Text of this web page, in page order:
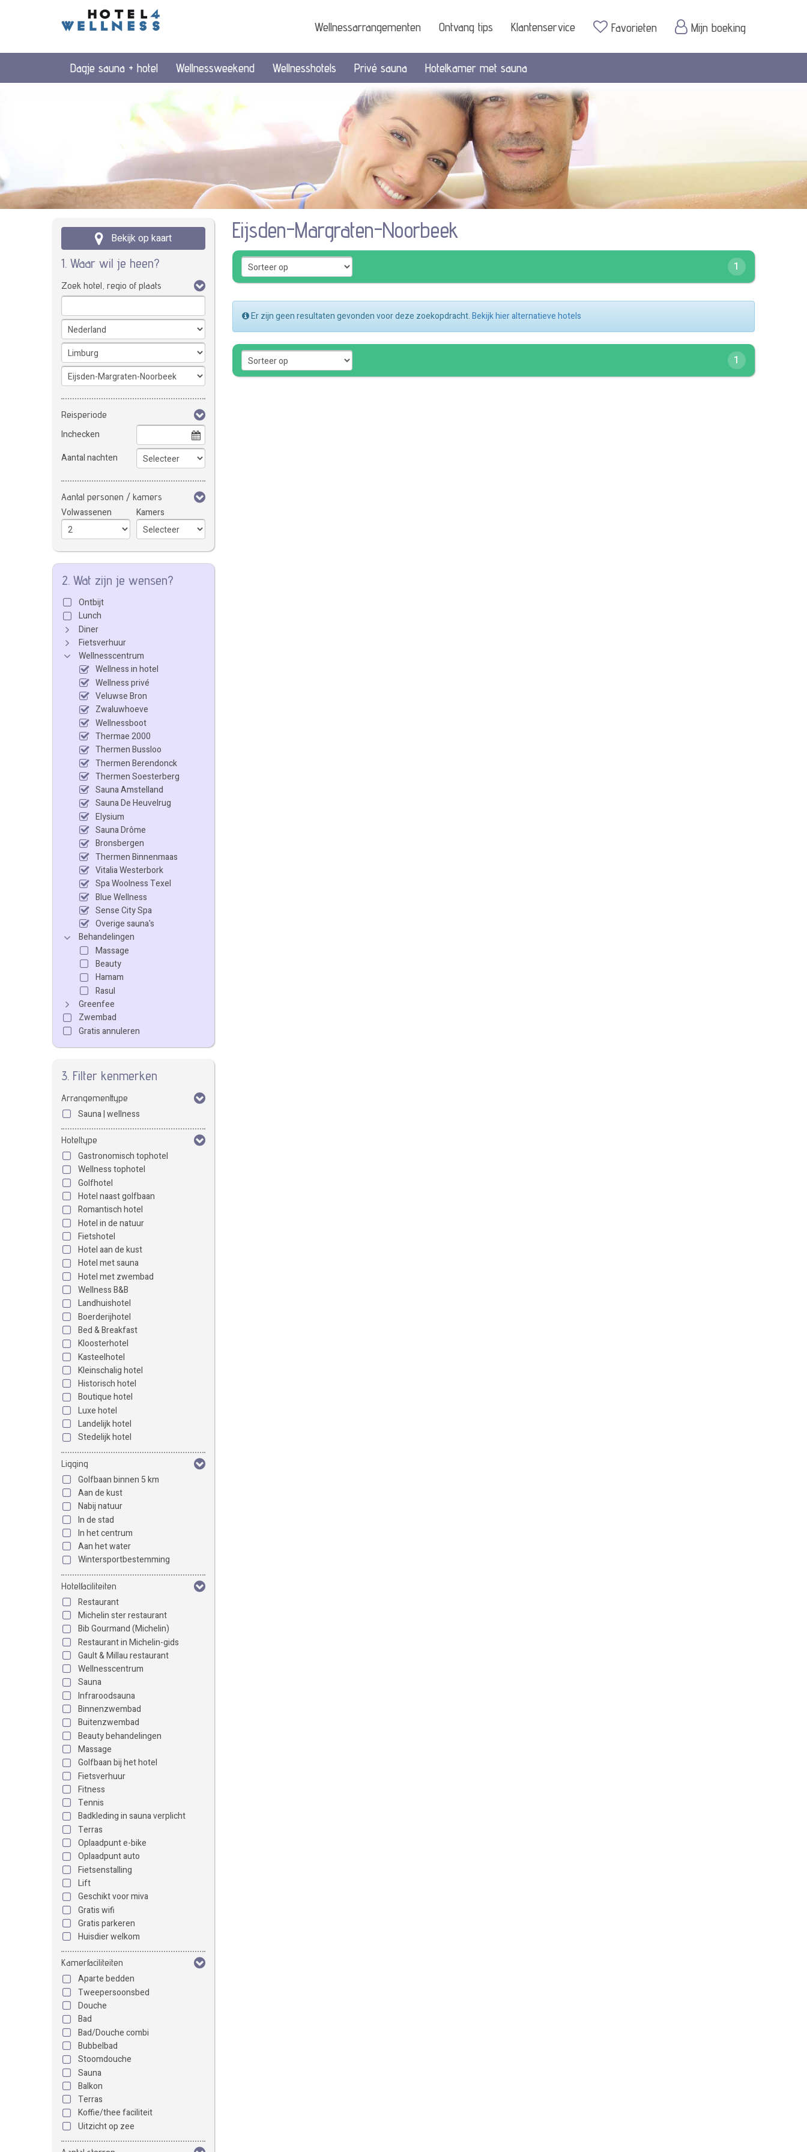
Wellnessarrangementen Ontvang tips Klantenservice Favorieten Mijn boeking
Dagje sauna + hotel Wellnessweekend Wellnesshotels Privé sauna Hotelkamer met sauna
Bekijk op kaart
1. Waar wil je heen?
Zoek hotel, regio of plaats
Reisperiode
Inchecken
Aantal nachten
Aantal personen / kamers
Volwassenen Kamers
2. Wat zijn je wensen?
Ontbijt
Lunch
Diner
Fietsverhuur
Wellnesscentrum
Wellness in hotel
Wellness privé
Veluwse Bron
Zwaluwhoeve
Wellnessboot
Thermae 2000
Thermen Bussloo
Thermen Berendonck
Thermen Soesterberg
Sauna Amstelland
Sauna De Heuvelrug
Elysium
Sauna Drôme
Bronsbergen
Thermen Binnenmaas
Vitalia Westerbork
Spa Woolness Texel
Blue Wellness
Sense City Spa
Overige sauna's
Behandelingen
Massage
Beauty
Hamam
Rasul
Greenfee
Zwembad
Gratis annuleren
3. Filter kenmerken
Arrangementtype
Sauna | wellness
Hoteltype
Gastronomisch tophotel
Wellness tophotel
Golfhotel
Hotel naast golfbaan
Romantisch hotel
Hotel in de natuur
Fietshotel
Hotel aan de kust
Hotel met sauna
Hotel met zwembad
Wellness B&B
Landhuishotel
Boerderijhotel
Bed & Breakfast
Kloosterhotel
Kasteelhotel
Kleinschalig hotel
Historisch hotel
Boutique hotel
Luxe hotel
Landelijk hotel
Stedelijk hotel
Ligging
Golfbaan binnen 5 km
Aan de kust
Nabij natuur
In de stad
In het centrum
Aan het water
Wintersportbestemming
Hotelfaciliteiten
Restaurant
Michelin ster restaurant
Bib Gourmand (Michelin)
Restaurant in Michelin-gids
Gault & Millau restaurant
Wellnesscentrum
Sauna
Infraroodsauna
Binnenzwembad
Buitenzwembad
Beauty behandelingen
Massage
Golfbaan bij het hotel
Fietsverhuur
Fitness
Tennis
Badkleding in sauna verplicht
Terras
Oplaadpunt e-bike
Oplaadpunt auto
Fietsenstalling
Lift
Geschikt voor miva
Gratis wifi
Gratis parkeren
Huisdier welkom
Kamerfaciliteiten
Aparte bedden
Tweepersoonsbed
Douche
Bad
Bad/Douche combi
Bubbelbad
Stoomdouche
Sauna
Balkon
Terras
Koffie/thee faciliteit
Uitzicht op zee
Eijsden-Margraten-Noorbeek
1
Er zijn geen resultaten gevonden voor deze zoekopdracht.Bekijk hier alternatieve hotels
1